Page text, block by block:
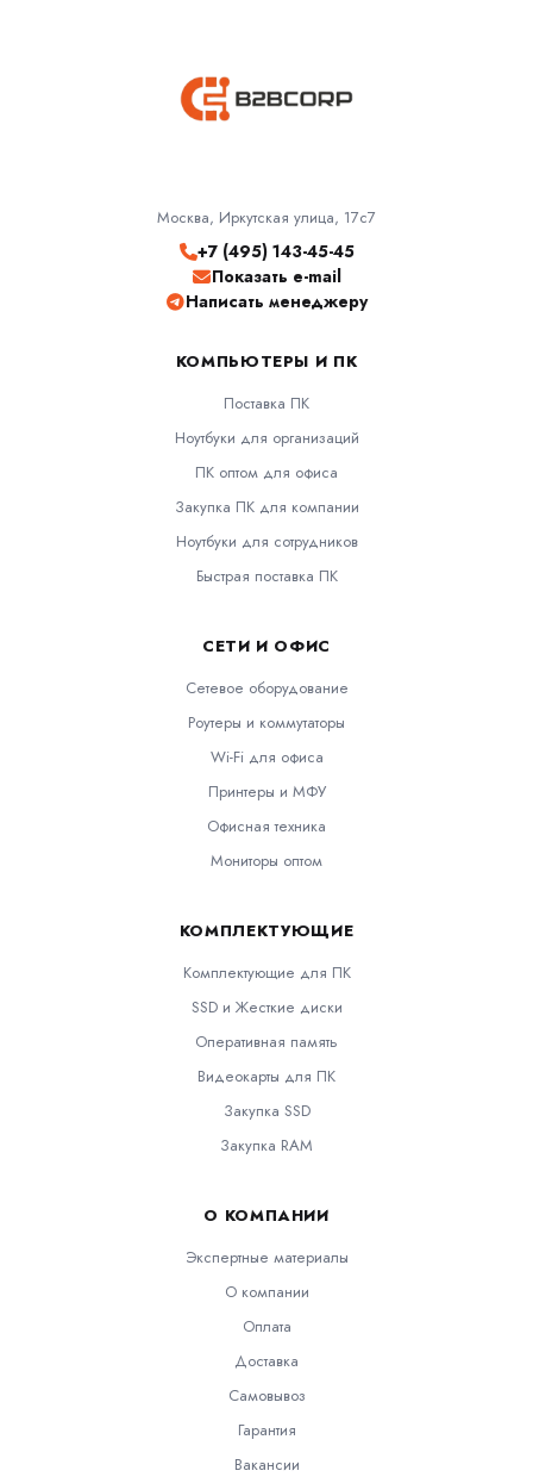
Москва, Иркутская улица, 17с7
+7 (495) 143-45-45
Показать e-mail
Написать менеджеру
КОМПЬЮТЕРЫ И ПК
Поставка ПК
Ноутбуки для организаций
ПК оптом для офиса
Закупка ПК для компании
Ноутбуки для сотрудников
Быстрая поставка ПК
СЕТИ И ОФИС
Сетевое оборудование
Роутеры и коммутаторы
Wi-Fi для офиса
Принтеры и МФУ
Офисная техника
Мониторы оптом
КОМПЛЕКТУЮЩИЕ
Комплектующие для ПК
SSD и Жесткие диски
Оперативная память
Видеокарты для ПК
Закупка SSD
Закупка RAM
О КОМПАНИИ
Экспертные материалы
О компании
Оплата
Доставка
Самовывоз
Гарантия
Вакансии